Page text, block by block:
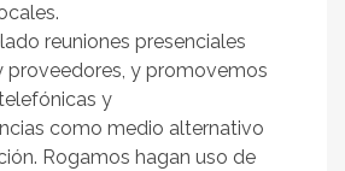
reuniones presenciales
proveedores, y promovemos
y
como medio alternativo
Rogamos hagan uso de